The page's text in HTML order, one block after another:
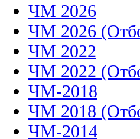
ЧМ 2026
ЧМ 2026
ЧМ 2022
ЧМ 2022
ЧМ-2018
ЧМ 2018
ЧМ-2014